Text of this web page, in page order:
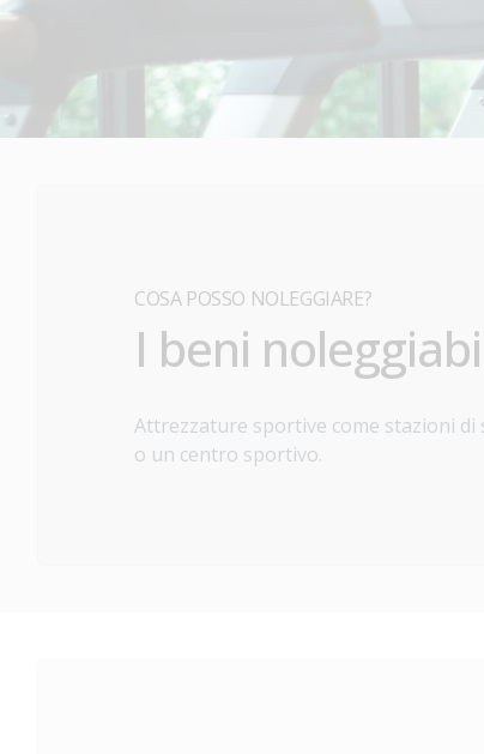
COSA POSSO NOLEGGIARE?
I beni
Attrezzature sportive come stazioni di
o un centro sportivo.